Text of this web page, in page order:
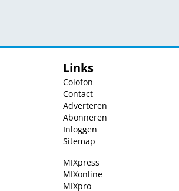
Links
Colofon
Contact
Adverteren
Abonneren
Inloggen
Sitemap
MIXpress
MIXonline
MIXpro